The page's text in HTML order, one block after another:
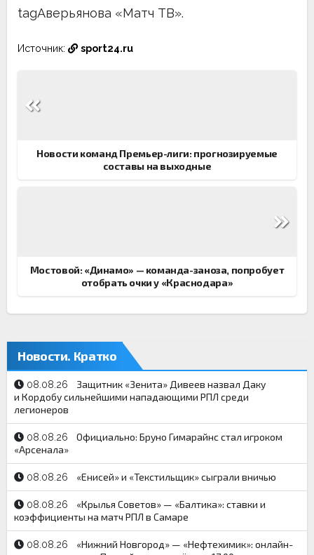
tagАверьянова «Матч ТВ».
Источник: sport24.ru
по
Новости команд Премьер-лиги: прогнозируемые
составы на выходные
Мостовой: «Динамо» — команда-заноза, попробует
отобрать очки у «Краснодара»
Новости. Кратко
08.08.26
Защитник «Зенита» Дивеев назвал Даку
и Кордобу сильнейшими нападающими РПЛ среди
легионеров
08.08.26
Официально: Бруно Гимарайнс стал игроком
«Арсенала»
08.08.26 «Енисей» и «Текстильщик» сыграли вничью
08.08.26
«Крылья Советов» — «Балтика»: ставки и
коэффициенты на матч РПЛ в Самаре
08.08.26
«Нижний Новгород» — «Нефтехимик»: онлайн-